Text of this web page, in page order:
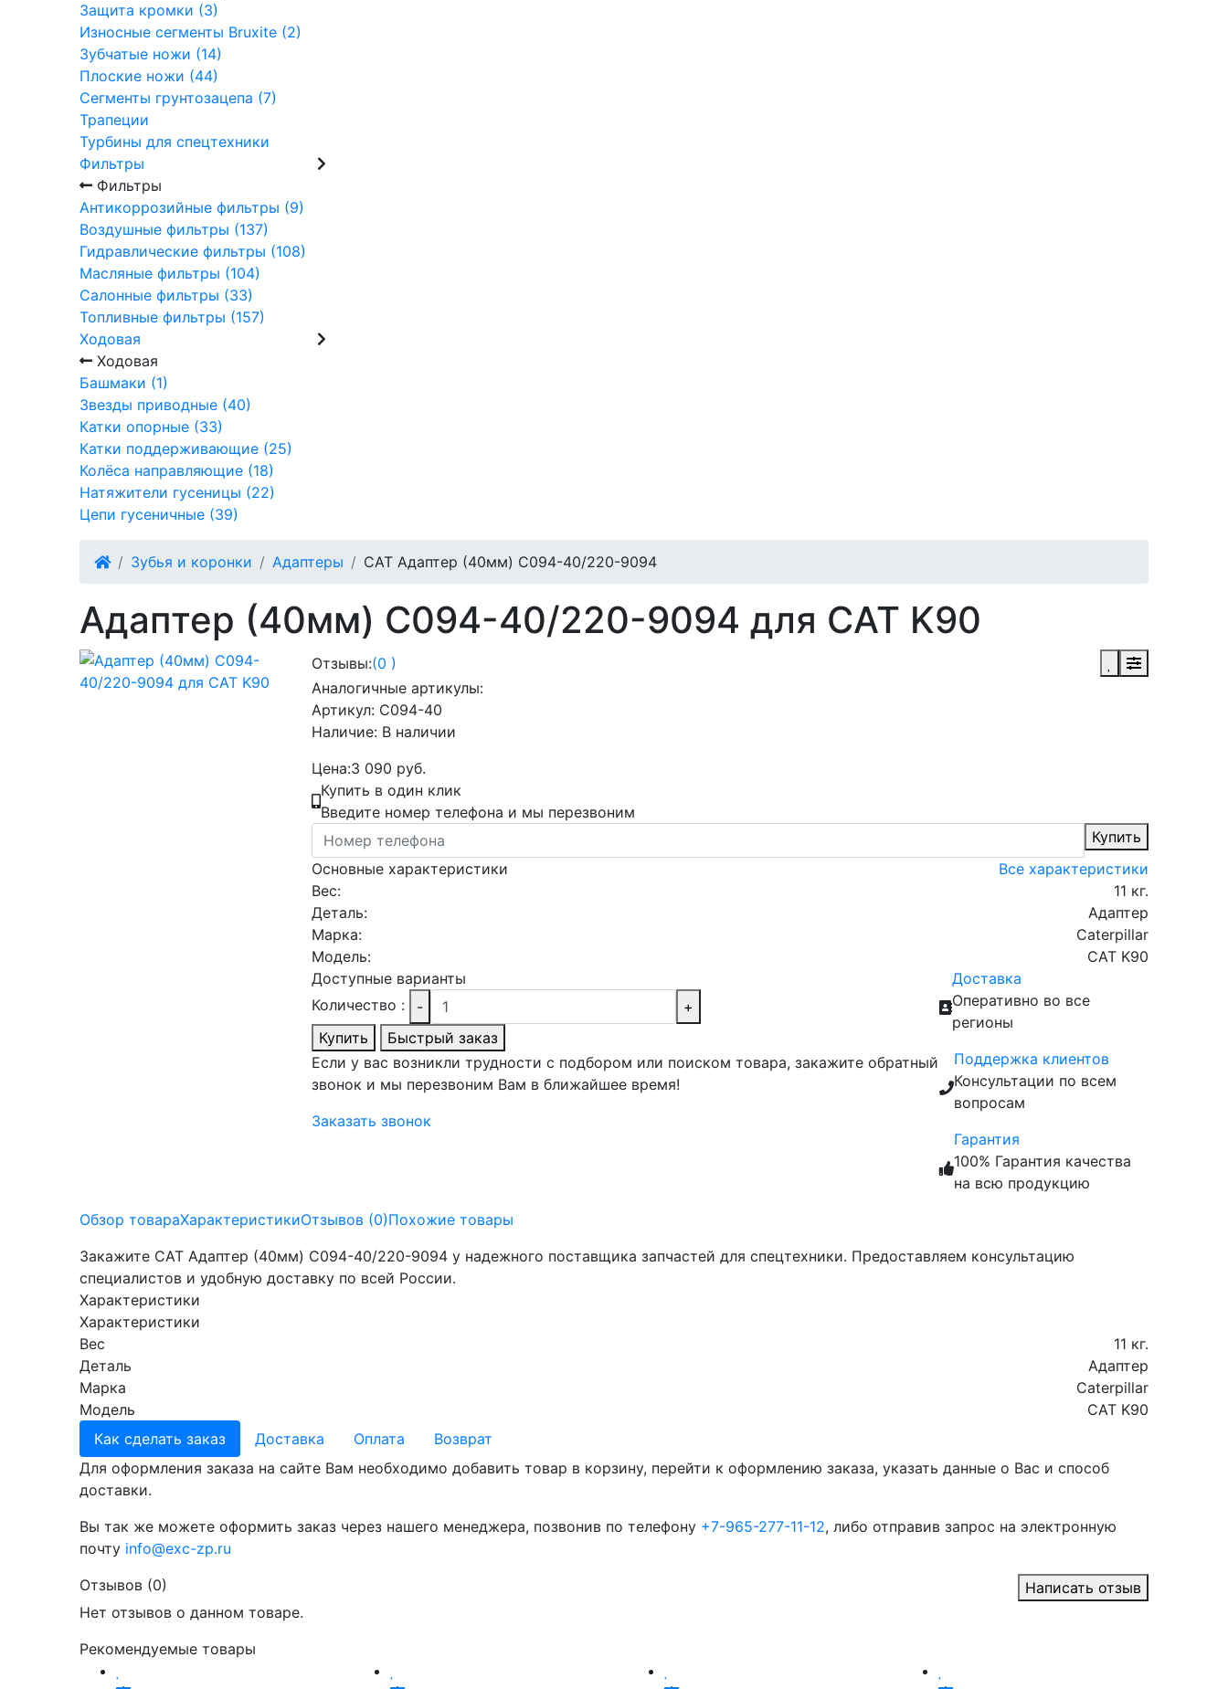
Защита кромки (3)
Износные сегменты Bruxite (2)
Зубчатые ножи (14)
Плоские ножи (44)
Сегменты грунтозацепа (7)
Трапеции
Турбины для спецтехники
Фильтры
Фильтры
Антикоррозийные фильтры (9)
Воздушные фильтры (137)
Гидравлические фильтры (108)
Масляные фильтры (104)
Салонные фильтры (33)
Топливные фильтры (157)
Ходовая
Ходовая
Башмаки (1)
Звезды приводные (40)
Катки опорные (33)
Катки поддерживающие (25)
Колёса направляющие (18)
Натяжители гусеницы (22)
Цепи гусеничные (39)
Зубья и коронки Адаптеры CAT Адаптер (40мм) C094-40/220-9094
Адаптер (40мм) C094-40/220-9094 для CAT K90
Отзывы:(0 )
Аналогичные артикулы:
Артикул: C094-40
Наличие: В наличии
Цена:3 090 руб.
Купить в один клик
Введите номер телефона и мы перезвоним
Купить
Основные характеристики
Все характеристики
Вес:
11 кг.
Деталь:
Адаптер
Марка:
Caterpillar
Модель:
CAT K90
Доступные варианты
Количество :
-
+
Купить
Быстрый заказ
Если у вас возникли трудности с подбором или поиском товара, закажите обратный
звонок и мы перезвоним Вам в ближайшее время!
Заказать звонок
Доставка
Оперативно во все
регионы
Поддержка клиентов
Консультации по всем
вопросам
Гарантия
100% Гарантия качества
на всю продукцию
Обзор товараХарактеристикиОтзывов (0)Похожие товары
Закажите CAT Адаптер (40мм) C094-40/220-9094 у надежного поставщика запчастей для спецтехники. Предоставляем консультацию
специалистов и удобную доставку по всей России.
Характеристики
Характеристики
Вес
11 кг.
Деталь
Адаптер
Марка
Caterpillar
Модель
CAT K90
Как сделать заказ
Доставка Оплата
Возврат
Для оформления заказа на сайте Вам необходимо добавить товар в корзину, перейти к оформлению заказа, указать данные о Вас и способ
доставки.
Вы так же можете оформить заказ через нашего менеджера, позвонив по телефону +7-965-277-11-12, либо отправив запрос на электронную
почту info@exc-zp.ru
Отзывов (0)
Написать отзыв
Нет отзывов о данном товаре.
Рекомендуемые товары